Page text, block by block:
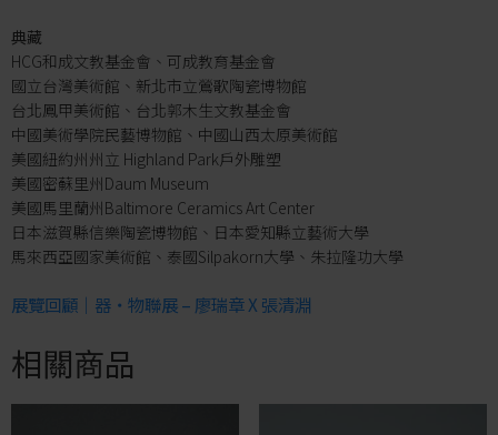
典藏
HCG和成文教基金會、可成教育基金會
國立台灣美術館、新北市立鶯歌陶瓷博物館
台北鳳甲美術館、台北郭木生文教基金會
中國美術學院民藝博物館、中國山西太原美術館
美國紐約州州立 Highland Park戶外雕塑
美國密蘇里州Daum Museum
美國馬里蘭州Baltimore Ceramics Art Center
日本滋賀縣信樂陶瓷博物館、日本愛知縣立藝術大學
馬來西亞國家美術館、泰國Silpakorn大學、朱拉隆功大學
展覽回顧｜器‧物聯展 – 廖瑞章 X 張清淵
相關商品